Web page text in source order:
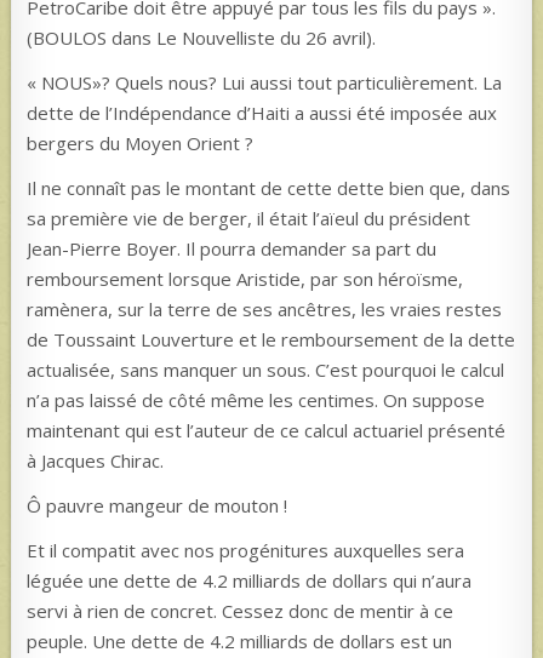
PetroCaribe doit être appuyé par tous les fils du pays ».
(BOULOS dans Le Nouvelliste du 26 avril).
« NOUS»? Quels nous? Lui aussi tout particulièrement. La
dette de l’Indépendance d’Haiti a aussi été imposée aux
bergers du Moyen Orient ?
Il ne connaît pas le montant de cette dette bien que, dans
sa première vie de berger, il était l’aïeul du président
Jean-Pierre Boyer. Il pourra demander sa part du
remboursement lorsque Aristide, par son héroïsme,
ramènera, sur la terre de ses ancêtres, les vraies restes
de Toussaint Louverture et le remboursement de la dette
actualisée, sans manquer un sous. C’est pourquoi le calcul
n’a pas laissé de côté même les centimes. On suppose
maintenant qui est l’auteur de ce calcul actuariel présenté
à Jacques Chirac.
Ô pauvre mangeur de mouton !
Et il compatit avec nos progénitures auxquelles sera
léguée une dette de 4.2 milliards de dollars qui n’aura
servi à rien de concret. Cessez donc de mentir à ce
peuple. Une dette de 4.2 milliards de dollars est un